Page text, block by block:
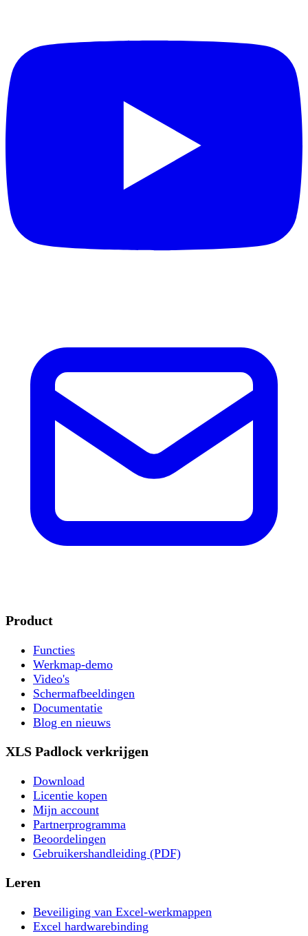
Product
Functies
Werkmap-demo
Video's
Schermafbeeldingen
Documentatie
Blog en nieuws
XLS Padlock verkrijgen
Download
Licentie kopen
Mijn account
Partnerprogramma
Beoordelingen
Gebruikershandleiding (PDF)
Leren
Beveiliging van Excel-werkmappen
Excel hardwarebinding